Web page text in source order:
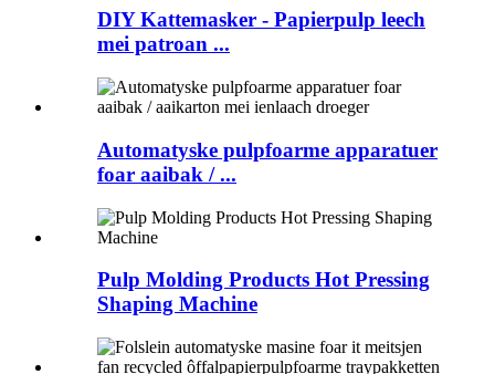
DIY Kattemasker - Papierpulp leech
mei patroan ...
Automatyske pulpfoarme apparatuer
foar aaibak / ...
Pulp Molding Products Hot Pressing
Shaping Machine